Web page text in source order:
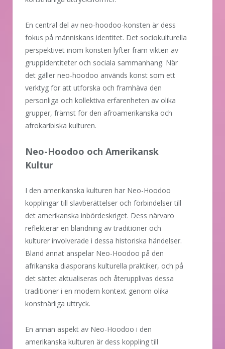
En central del av neo-hoodoo-konsten är dess
fokus på människans identitet. Det sociokulturella
perspektivet inom konsten lyfter fram vikten av
gruppidentiteter och sociala sammanhang. När
det gäller neo-hoodoo används konst som ett
verktyg för att utforska och framhäva den
personliga och kollektiva erfarenheten av olika
grupper, främst för den afroamerikanska och
afrokaribiska kulturen.
Neo-Hoodoo och Amerikansk
Kultur
I den amerikanska kulturen har Neo-Hoodoo
kopplingar till slavberättelser och förbindelser till
det amerikanska inbördeskriget. Dess närvaro
reflekterar en blandning av traditioner och
kulturer involverade i dessa historiska händelser.
Bland annat anspelar Neo-Hoodoo på den
afrikanska diasporans kulturella praktiker, och på
det sättet aktualiseras och återupplivas dessa
traditioner i en modern kontext genom olika
konstnärliga uttryck.
En annan aspekt av Neo-Hoodoo i den
amerikanska kulturen är dess koppling till